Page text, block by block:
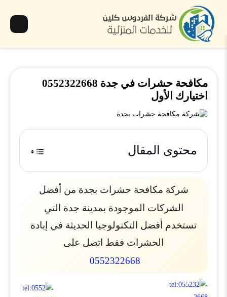
مكافحة حشرات في جدة 0552322668
اختيارك الأول
محتوى المقال
شركة مكافحة حشرات بجدة من أفضل
الشركات الموجودة بمدينة جدة التي
تستخدم أفضل التكنولوجيا الحديثة في إبادة
الحشرات فقط اتصل على
0552322668